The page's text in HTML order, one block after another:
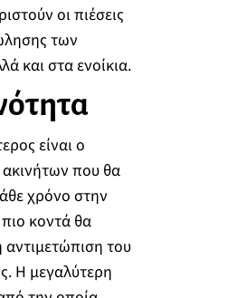
οι πιέσεις
των
και στα ενοίκια.
είναι ο
που θα
χρόνο στην
κοντά θα
αντιμετώπιση του
H μεγαλύτερη